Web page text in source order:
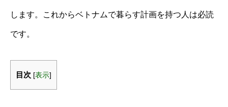
します。これからベトナムで暮らす計画を持つ人は必読
です。
目次 [表示]